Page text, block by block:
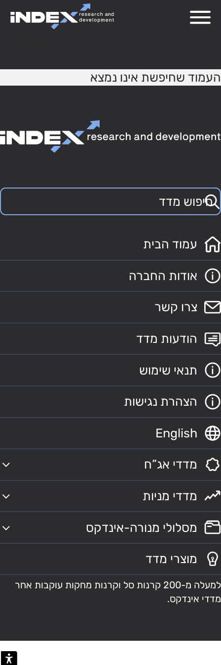
העמוד שחיפשת אינו נמצא
עמוד הבית
אודות החברה
צרו קשר
הודעות מדד
תנאי שימוש
הצהרת נגישות
English
מדדי אג”ח
מדדי מניות
מסלולי מנורה-אינדקס
מוצרי מדד
למעלה מ-200 קרנות סל וקרנות מחקות עוקבות אחר
מדדי אינדקס.